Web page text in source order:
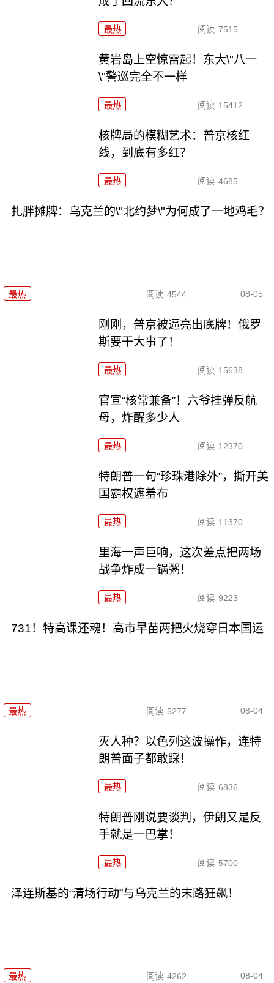
最热 阅读 7515
黄岩岛上空惊雷起！东大\"八一
\"警巡完全不一样
最热 阅读 15412
核牌局的模糊艺术：普京核红
线，到底有多红？
最热 阅读 4685
扎胖摊牌：乌克兰的\"北约梦\"为何成了一地鸡毛？
最热 阅读 4544 08-05
刚刚，普京被逼亮出底牌！俄罗
斯要干大事了！
最热 阅读 15638
官宣“核常兼备”！六爷挂弹反航
母，炸醒多少人
最热 阅读 12370
特朗普一句“珍珠港除外”，撕开美
国霸权遮羞布
最热 阅读 11370
里海一声巨响，这次差点把两场
战争炸成一锅粥！
最热 阅读 9223
731！特高课还魂！高市早苗两把火烧穿日本国运
最热 阅读 5277 08-04
灭人种？以色列这波操作，连特
朗普面子都敢踩！
最热 阅读 6836
特朗普刚说要谈判，伊朗又是反
手就是一巴掌！
最热 阅读 5700
泽连斯基的“清场行动”与乌克兰的末路狂飙！
最热 阅读 4262 08-04